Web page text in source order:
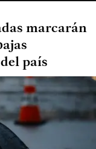
marcarán
país